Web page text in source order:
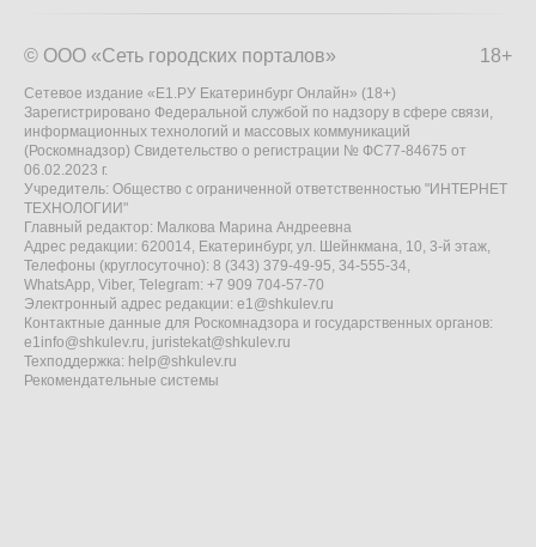
18+
© ООО «Сеть городских порталов»
Сетевое издание «Е1.РУ Екатеринбург Онлайн» (18+)
Зарегистрировано Федеральной службой по надзору в сфере связи,
информационных технологий и массовых коммуникаций
(Роскомнадзор) Свидетельство о регистрации № ФС77-84675 от
06.02.2023 г.
Учредитель: Общество с ограниченной ответственностью "ИНТЕРНЕТ
ТЕХНОЛОГИИ"
Главный редактор: Малкова Марина Андреевна
Адрес редакции: 620014, Екатеринбург, ул. Шейнкмана, 10, 3-й этаж,
Телефоны (круглосуточно): 8 (343) 379-49-95, 34-555-34,
WhatsApp, Viber, Telegram: +7 909 704-57-70
Электронный адрес редакции: e1@shkulev.ru
Контактные данные для Роскомнадзора и государственных органов:
e1info@shkulev.ru, juristekat@shkulev.ru
Техподдержка: help@shkulev.ru
Рекомендательные системы